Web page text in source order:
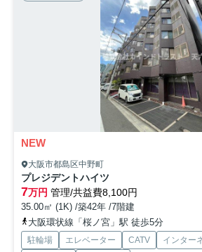
NEW
大阪市都島区中野町
プレジデントハイツ
7万円 管理/共益費8,100円
35.00㎡ (1K) /築42年 /7階建
大阪環状線「桜ノ宮」駅 徒歩5分
駐輪場 エレベーター CATV
インター